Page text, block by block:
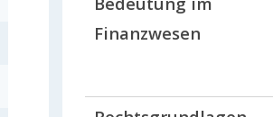
Finanzwesen